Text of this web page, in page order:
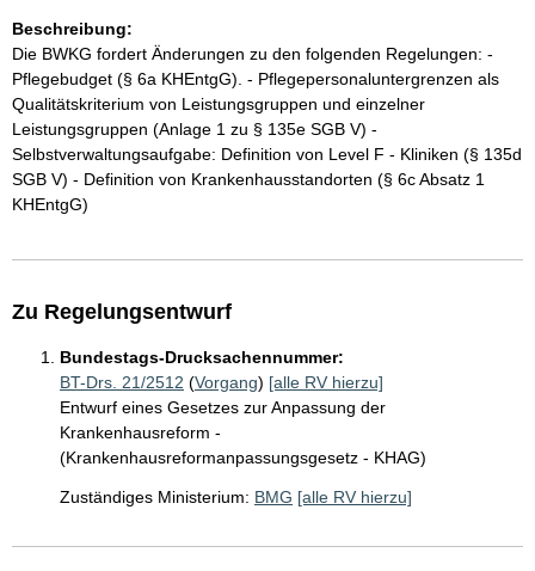
Beschreibung:
Die BWKG fordert Änderungen zu den folgenden Regelungen: -
Pflegebudget (§ 6a KHEntgG). - Pflegepersonaluntergrenzen als
Qualitätskriterium von Leistungsgruppen und einzelner
Leistungsgruppen (Anlage 1 zu § 135e SGB V) -
Selbstverwaltungsaufgabe: Definition von Level F - Kliniken (§ 135d
SGB V) - Definition von Krankenhausstandorten (§ 6c Absatz 1
KHEntgG)
Zu Regelungsentwurf
Bundestags-Drucksachennummer:
BT-Drs. 21/2512 (Vorgang) [alle RV hierzu]
Entwurf eines Gesetzes zur Anpassung der
Krankenhausreform -
(Krankenhausreformanpassungsgesetz - KHAG)
Zuständiges Ministerium: BMG [alle RV hierzu]